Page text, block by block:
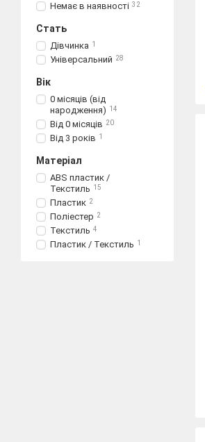
Немає в наявності 32
Стать
Дівчинка 1
Універсальний 28
Вік
0 місяців (від
народження) 14
Від 0 місяців 20
Від 3 років 1
Матеріал
ABS пластик /
Текстиль 15
Пластик 2
Поліестер 2
Текстиль 4
Пластик / Текстиль 1